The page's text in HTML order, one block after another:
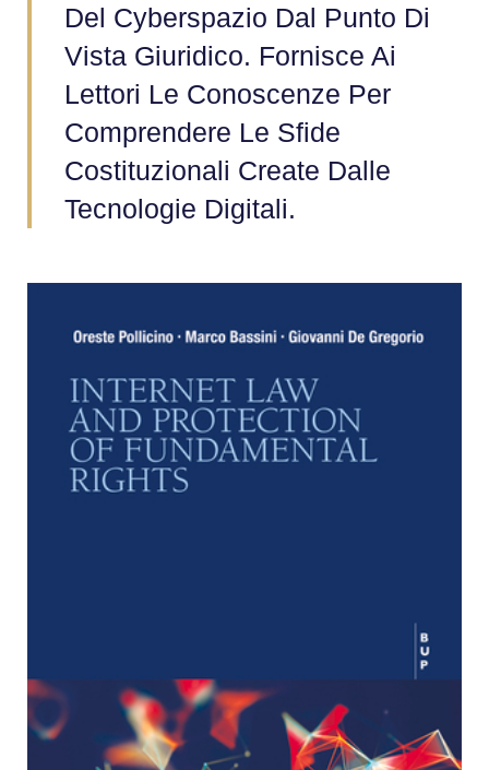
Del Cyberspazio Dal Punto Di
Vista Giuridico. Fornisce Ai
Lettori Le Conoscenze Per
Comprendere Le Sfide
Costituzionali Create Dalle
Tecnologie Digitali.